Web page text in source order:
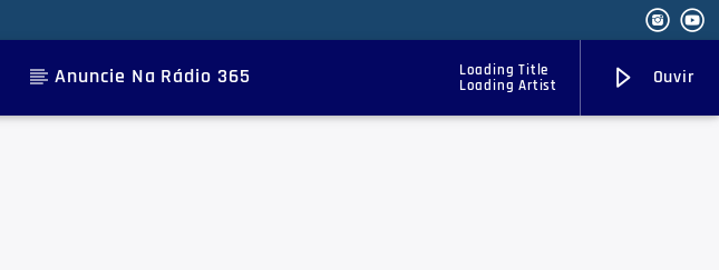
Anuncie Na Rádio 365 Ouvir
Loading Title
Loading Artist